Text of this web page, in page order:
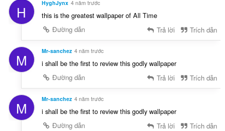
H HyghJynx 4 năm trước
this is the greatest wallpaper of All Time
Đường dẫn
Trả lời Trích dẫn
M Mr-sanchez 4 năm trước
i shall be the first to review this godly wallpaper
Đường dẫn
Trả lời Trích dẫn
M Mr-sanchez 4 năm trước
i shall be the first to review this godly wallpaper
Đường dẫn
Trả lời Trích dẫn